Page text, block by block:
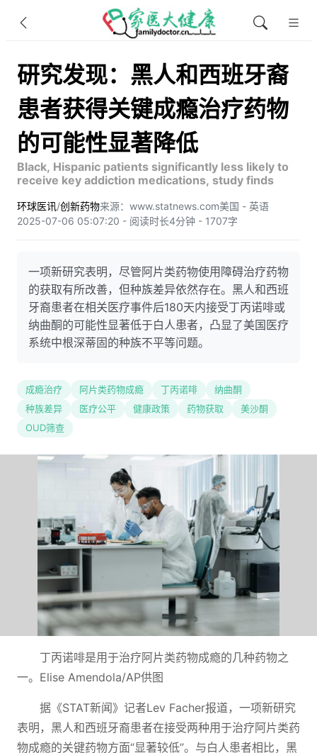
研究发现：黑人和西班牙裔
患者获得关键成瘾治疗药物
的可能性显著降低
Black, Hispanic patients significantly less likely to
receive key addiction medications, study finds
环球医讯/创新药物来源：www.statnews.com美国 - 英语
2025-07-06 05:07:20 - 阅读时长4分钟 - 1707字
一项新研究表明，尽管阿片类药物使用障碍治疗药物
的获取有所改善，但种族差异依然存在。黑人和西班
牙裔患者在相关医疗事件后180天内接受丁丙诺啡或
纳曲酮的可能性显著低于白人患者，凸显了美国医疗
系统中根深蒂固的种族不平等问题。
成瘾治疗 阿片类药物成瘾 丁丙诺啡
纳曲酮
种族差异
医疗公平 健康政策 药物获取
美沙酮
OUD筛查
丁丙诺啡是用于治疗阿片类药物成瘾的几种药物之
一。Elise Amendola/AP供图
据《STAT新闻》记者Lev Facher报道，一项新研究
表明，黑人和西班牙裔患者在接受两种用于治疗阿片类药
物成瘾的关键药物方面“显著较低”。与白人患者相比，黑